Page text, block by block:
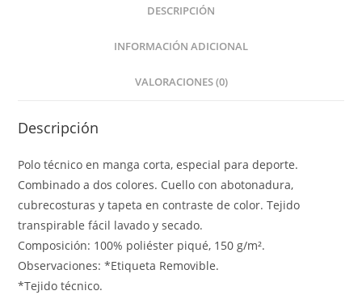
DESCRIPCIÓN
INFORMACIÓN ADICIONAL
VALORACIONES (0)
Descripción
Polo técnico en manga corta, especial para deporte.
Combinado a dos colores. Cuello con abotonadura,
cubrecosturas y tapeta en contraste de color. Tejido
transpirable fácil lavado y secado.
Composición: 100% poliéster piqué, 150 g/m².
Observaciones: *Etiqueta Removible.
*Tejido técnico.